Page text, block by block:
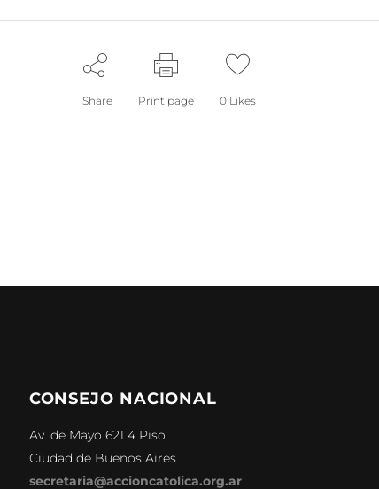
Share Print page 0 Likes
CONSEJO NACIONAL
Av. de Mayo 621 4 Piso
Ciudad de Buenos Aires
secretaria@accioncatolica.org.ar